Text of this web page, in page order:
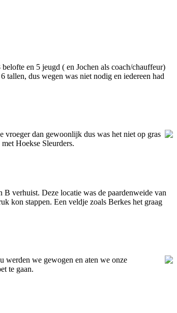
en 5 jeugd ( en Jochen als coach/chauffeur)
tallen, dus wegen was niet nodig en iedereen had
vroeger dan gewoonlijk dus was het niet op gras
Hoekse Sleurders.
verhuist. Deze locatie was de paardenweide van
kon stappen. Een veldje zoals Berkes het graag
werden we gewogen en aten we onze
te gaan.